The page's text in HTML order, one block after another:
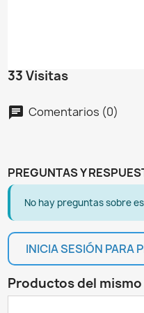
33 Visitas
chat Comentarios (0)
PREGUNTAS Y
No hay preguntas sobre
INICIA SESIÓN PARA
Productos del